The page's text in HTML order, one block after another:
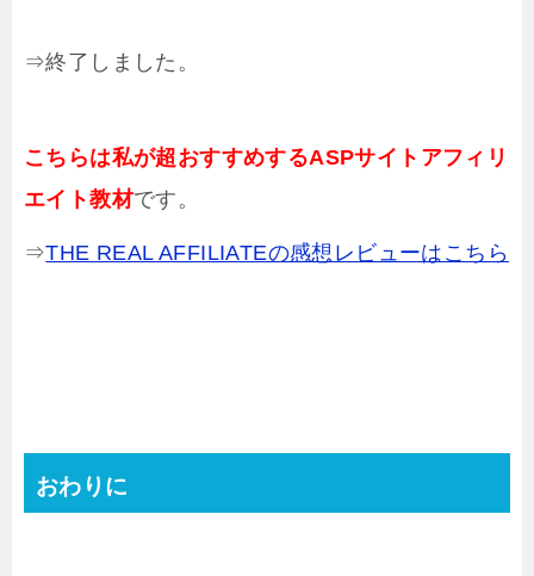
⇒終了しました。
こちらは私が超おすすめするASPサイトアフィリ
エイト教材です。
⇒THE REAL AFFILIATEの感想レビューはこちら
おわりに